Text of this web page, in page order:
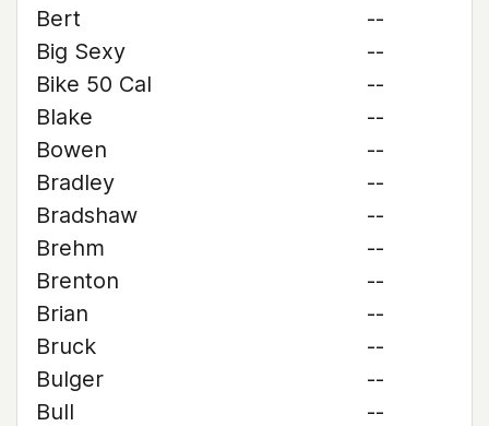
Bert
--
Big Sexy
--
Bike 50 Cal
--
Blake
--
Bowen
--
Bradley
--
Bradshaw
--
Brehm
--
Brenton
--
Brian
--
Bruck
--
Bulger
--
Bull
--